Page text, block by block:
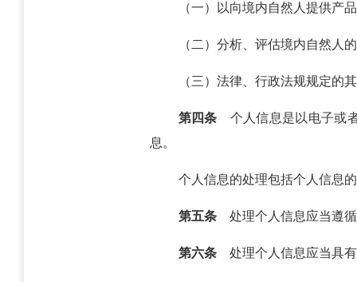
（一）以向境内自然人提供产
（二）分析、评估境内自然人
（三）法律、行政法规规定的
第四条 个人信息是以电子或
息。
个人信息的处理包括个人信息
第五条处理个人信息应当遵循
第六条处理个人信息应当具有